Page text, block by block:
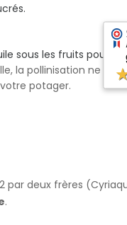
sous les fruits pour
la pollinisation ne
potager.
par deux frères
.